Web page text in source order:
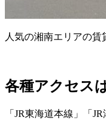
人気の湘南エリアの
各種アクセス
「JR東海道本線」「